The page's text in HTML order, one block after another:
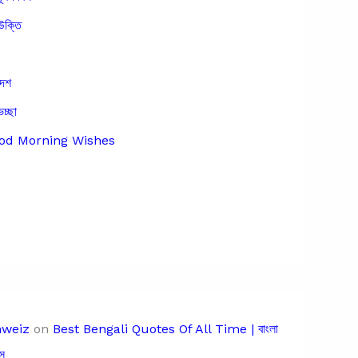
Morning Wishes
on Best Bengali Quotes Of All Time | বাংলা